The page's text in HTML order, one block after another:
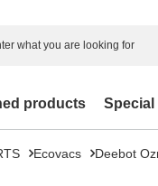
products
Ecovacs Deebot